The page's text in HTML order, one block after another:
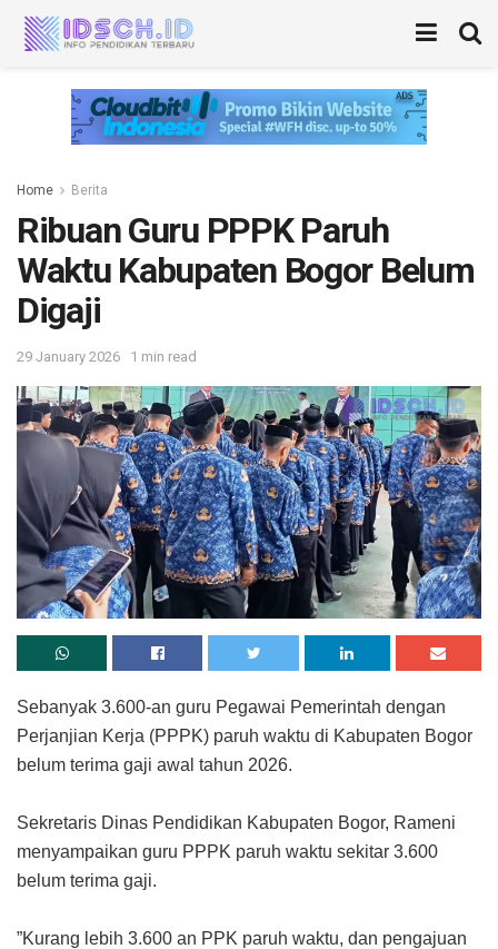
Home Berita
Ribuan Guru PPPK Paruh
Waktu Kabupaten Bogor Belum
Digaji
29 January 2026 1 min read
Sebanyak 3.600-an guru Pegawai Pemerintah dengan
Perjanjian Kerja (PPPK) paruh waktu di Kabupaten Bogor
belum terima gaji awal tahun 2026.
‎Sekretaris Dinas Pendidikan Kabupaten Bogor, Rameni
menyampaikan guru PPPK paruh waktu sekitar 3.600
belum terima gaji.
‎”Kurang lebih 3.600 an PPK paruh waktu, dan pengajuan